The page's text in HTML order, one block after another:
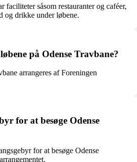
faciliteter såsom restauranter og caféer,
og drikke under løbene.
på Odense Travbane?
arrangeres af Foreningen
for at besøge Odense
for at besøge Odense